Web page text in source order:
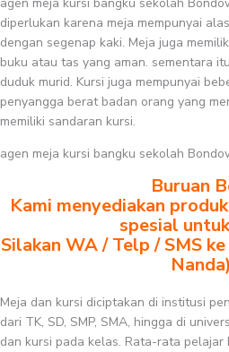
diperlukan karena meja mempunyai
dengan segenap kaki. Meja juga
buku atau tas yang aman. sementara
duduk murid. Kursi juga mempunyai
penyangga berat badan orang yang
memiliki sandaran kursi.
agen meja kursi bangku sekolah
Buruan
Kami menyediakan
spesial
Silakan WA / Telp / SMS
Nanda)
Meja dan kursi diciptakan di institusi
dari TK, SD, SMP, SMA, hingga di
dan kursi pada kelas. Rata-rata